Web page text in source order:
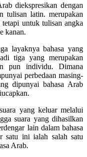
diekspresikan dengan
tulisan latin. merupakan
untuk tulisan angka
kanan.
layaknya bahasa yang
tiga yang merupakan
pun individu. Dimana
perbedaan masing-
dipunyai bahasa Arab
yang keluar melalui
suara yang dihasilkan
lain dalam bahasa
satu ini ialah salah satu
Arab.